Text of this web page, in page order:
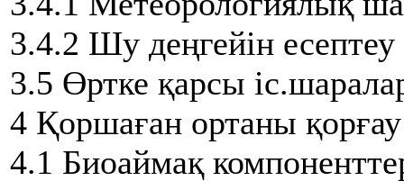
3.4.2 Шу деңгейін есептеу
3.5 Өртке қарсы
4 Қоршаған ортаны қорғау
4.1 Биоаймақ